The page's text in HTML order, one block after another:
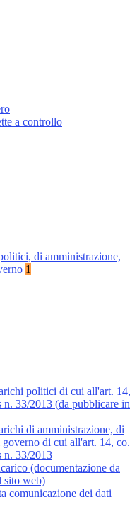
a controllo
di amministrazione,
1
politici di cui all'art. 14,
n. 33/2013 (da pubblicare in
di amministrazione, di
di cui all'art. 14, co.
n. 33/2013
(documentazione da
sito web)
comunicazione dei dati